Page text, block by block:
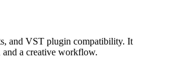
and VST plugin compatibility. It
and a creative workflow.